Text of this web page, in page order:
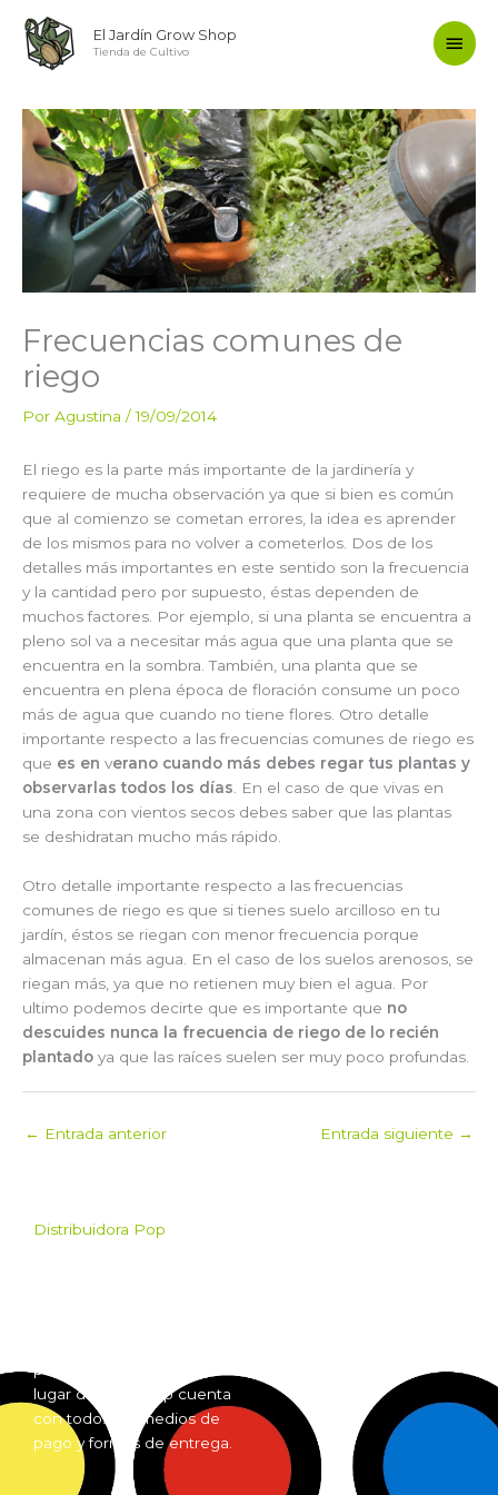
contenido
El Jardín Grow Shop
Tienda de Cultivo
Frecuencias comunes de
riego
Por Agustina /19/09/2014
El riego es la parte más importante de la jardinería y
requiere de mucha observación ya que si bien es común
que al comienzo se cometan errores, la idea es aprender
de los mismos para no volver a cometerlos. Dos de los
detalles más importantes en este sentido son la frecuencia
y la cantidad pero por supuesto, éstas dependen de
muchos factores. Por ejemplo, si una planta se encuentra a
pleno sol va a necesitar más agua que una planta que se
encuentra en la sombra. También, una planta que se
encuentra en plena época de floración consume un poco
más de agua que cuando no tiene flores. Otro detalle
importante respecto a las frecuencias comunes de riego es
que es en verano cuando más debes regar tus plantas y
observarlas todos los días . En el caso de que vivas en
una zona con vientos secos debes saber que las plantas
se deshidratan mucho más rápido.
Otro detalle importante respecto a las frecuencias
comunes de riego es que si tienes suelo arcilloso en tu
jardín, éstos se riegan con menor frecuencia porque
almacenan más agua. En el caso de los suelos arenosos, se
riegan más, ya que no retienen muy bien el agua. Por
ultimo podemos decirte que es importante que no
descuides nunca la frecuencia de riego de lo recién
plantado ya que las raíces suelen ser muy poco profundas.
← Entrada anterior Entrada siguiente →
Distribuidora Pop
por mayor desde cualquier
lugar del país. Pop cuenta
con todos los medios de
pago y formas de entrega.